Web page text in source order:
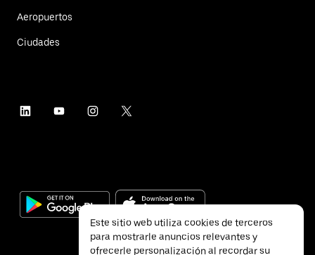
Aeropuertos
Ciudades
Este sitio web utiliza cookies de terceros
para mostrarle anuncios relevantes y
ofrecerle personalización al recordar su